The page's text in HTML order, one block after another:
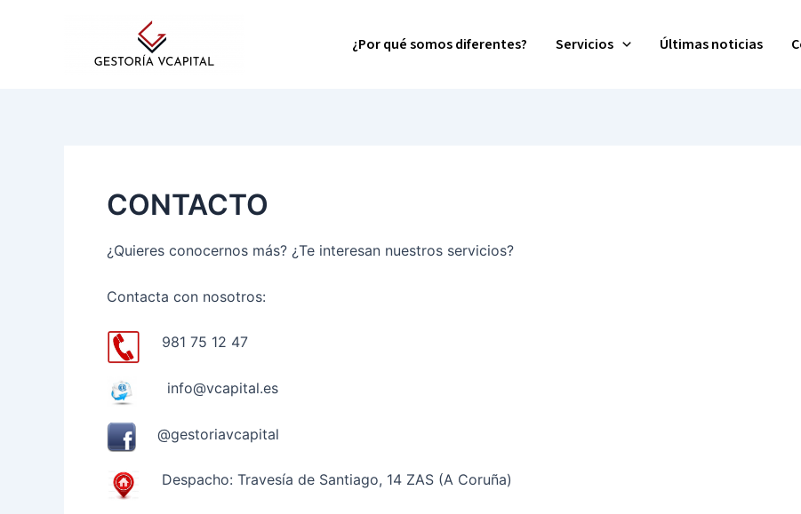
¿Por qué somos diferentes? Servicios Últimas noticias
CONTACTO
¿Quieres conocernos más? ¿Te interesan nuestros servicios?
Contacta con nosotros:
981 75 12 47
info@vcapital.es
@gestoriavcapital
Despacho: Travesía de Santiago, 14 ZAS (A Coruña)